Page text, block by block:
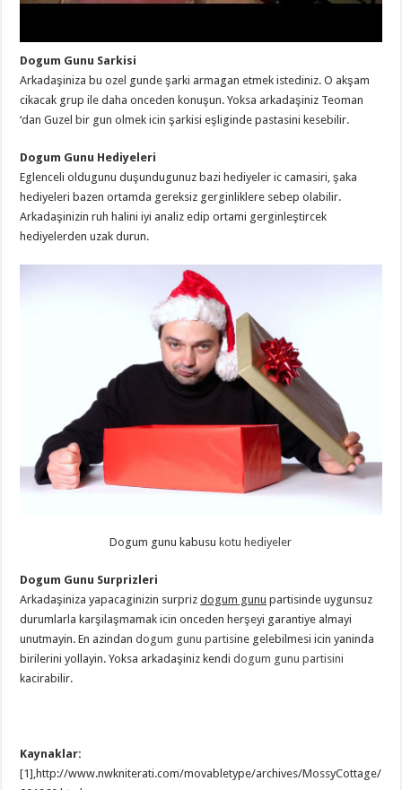
Dogum Gunu Sarkisi
Arkadaşiniza bu ozel gunde şarki armagan etmek istediniz. O akşam
cikacak grup ile daha onceden konuşun. Yoksa arkadaşiniz Teoman
‘dan Guzel bir gun olmek icin şarkisi eşliginde pastasini kesebilir.
Dogum Gunu Hediyeleri
Eglenceli oldugunu duşundugunuz bazi hediyeler ic camasiri, şaka
hediyeleri bazen ortamda gereksiz gerginliklere sebep olabilir.
Arkadaşinizin ruh halini iyi analiz edip ortami gerginleştircek
hediyelerden uzak durun.
Dogum gunu kabusu kotu hediyeler
Dogum Gunu Surprizleri
Arkadaşiniza yapacaginizin surprizdogum gunu partisinde uygunsuz
durumlarla karşilaşmamak icin onceden herşeyi garantiye almayi
unutmayin. En azindandogum gunu partisine gelebilmesi icin yaninda
birilerini yollayin. Yoksa arkadaşiniz kendidogum gunu partisini
kacirabilir.
Kaynaklar:
[1],http://www.nwkniterati.com/movabletype/archives/MossyCottage/